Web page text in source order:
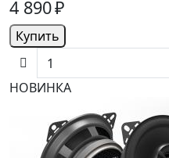
4 890 ₽
Купить
НОВИНКА